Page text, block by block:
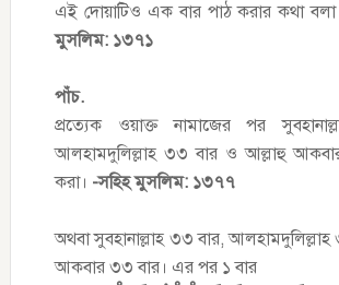
এই দোয়াটিও এক বার পাঠ করার কথা বলা
মুসলিম: ১৩৭১
পাঁচ.
প্রত্যেক ওয়াক্ত নামাজের পর
আলহামদুলিল্লাহ ৩৩ বার ও আল্লাহু
করা। -সহিহ মুসলিম: ১৩৭৭
অথবা সুবহানাল্লাহ ৩৩ বার,
আকবার ৩৩ বার। এর পর ১ বার